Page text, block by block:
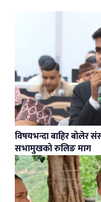
विषयभन्दा बाहिर बोलेर
सभामुखको रुलिङ माग